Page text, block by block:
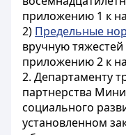
приложению 1 к
2) Предельные
вручную
приложению 2 к
2. Департаменту
партнерства
социального
установленном